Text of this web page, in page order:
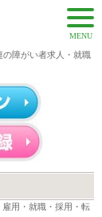
MENU
の障がい者求人・就職
用・就職・採用・転